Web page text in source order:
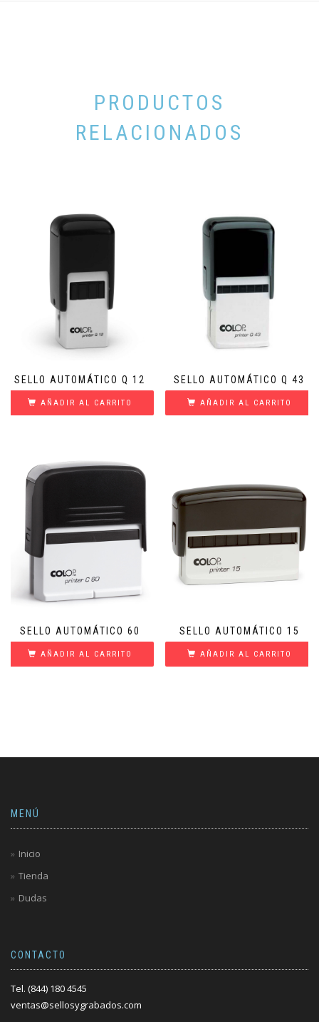
PRODUCTOS
RELACIONADOS
SELLO AUTOMÁTICO Q 12
AÑADIR AL CARRITO
SELLO AUTOMÁTICO Q 43
AÑADIR AL CARRITO
SELLO AUTOMÁTICO 60
AÑADIR AL CARRITO
SELLO AUTOMÁTICO 15
AÑADIR AL CARRITO
MENÚ
Inicio
Tienda
Dudas
CONTACTO
Tel. (844) 180 4545
ventas@sellosygrabados.com